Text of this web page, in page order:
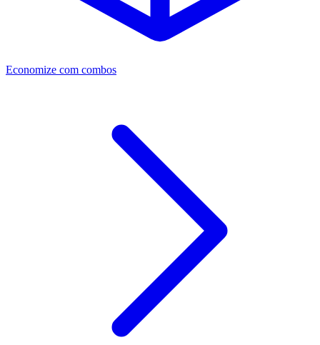
Economize com combos